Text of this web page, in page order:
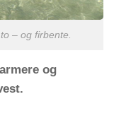
– og firbente.
og